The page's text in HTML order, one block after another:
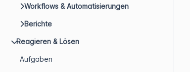
Workflows & Automatisierungen
Berichte
Reagieren & Lösen
Aufgaben